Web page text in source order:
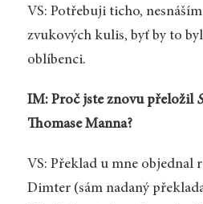
VS: Potřebuji ticho,
zvukových kulis, byť by to
oblíbenci.
IM: Proč jste znovu přeložil
Thomase Manna?
VS: Překlad u mne objednal
Dimter (sám nadaný